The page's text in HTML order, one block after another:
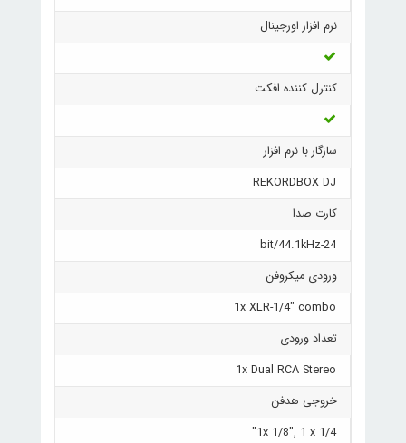
نرم افزار اورجینال
کنترل کننده افکت
سازگار با نرم افزار
REKORDBOX DJ
کارت صدا
24-bit/44.1kHz
ورودی میکروفن
1x XLR-1/4" combo
تعداد ورودی
1x Dual RCA Stereo
خروجی هدفن
1x 1/8", 1 x 1/4"